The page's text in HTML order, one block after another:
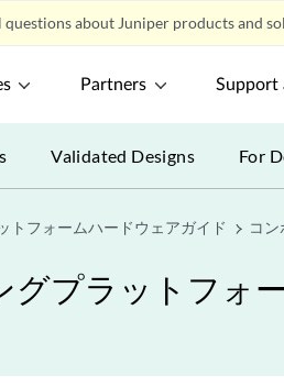
about Juniper products and
Partners Support
Validated Designs For
トフォームハードウェアガイド コ
プラットフォ